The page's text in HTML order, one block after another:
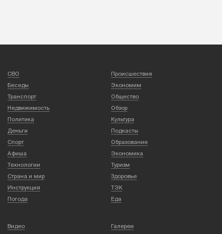
СВО
Происшествия
Беседы
Экономим
Транспорт
Общество
Недвижимость
Обзор
Политика
Культура
Деньги
Подкасты
Спорт
Образование
Афиша
Экономика
Технологии
Туризм
Страна и мир
Здоровье
Инструкция
ТЭК
Погода
Еда
Видео
Галереи